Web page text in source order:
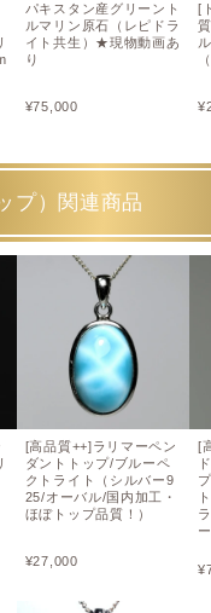
パキスタン産グリーント
ルマリン原石（レピドラ
イト共生）★現物動画あ
り
¥75,000
[
¥
プ）関連商品
[高品質++]ラリマーペン
ダントトップ/ブルーペ
クトライト（シルバー9
25/オーバル/国内加工・
ほぼトップ品質！）
¥27,000
[
¥